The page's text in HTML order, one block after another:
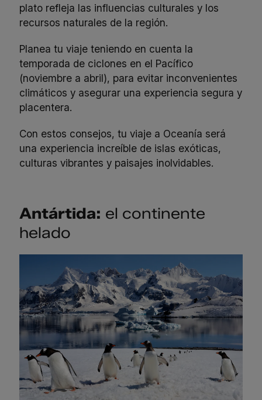
plato refleja las influencias culturales y los
recursos naturales de la región.
Planea tu viaje teniendo en cuenta la
temporada de ciclones en el Pacífico
(noviembre a abril), para evitar inconvenientes
climáticos y asegurar una experiencia segura y
placentera.
Con estos consejos, tu viaje a Oceanía será
una experiencia increíble de islas exóticas,
culturas vibrantes y paisajes inolvidables.
Antártida: el continente
helado